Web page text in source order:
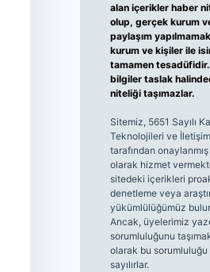
alan içerikler haber
olup, gerçek kurum
paylaşım
kurum ve kişiler ile
tamamen
bilgiler taslak
niteliği taşımazlar.
Sitemiz, 5651 Sayılı
Teknolojileri ve
tarafından onaylanmış
olarak hizmet
sitedeki içerikleri
denetleme veya
yükümlülüğümüz
Ancak, üyelerimiz
sorumluluğunu
olarak bu
sayılırlar.